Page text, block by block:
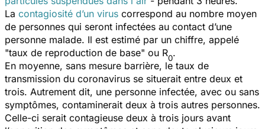
La contagiosité d’un virus correspond au nombre moyen
de personnes qui seront infectées au contact d’une
personne malade. Il est estimé par un chiffre, appelé
"taux de reproduction de base" ou R0.
En moyenne, sans mesure barrière, le taux de
transmission du coronavirus se situerait entre deux et
trois. Autrement dit, une personne infectée, avec ou sans
symptômes, contaminerait deux à trois autres personnes.
Celle-ci serait contagieuse deux à trois jours avant